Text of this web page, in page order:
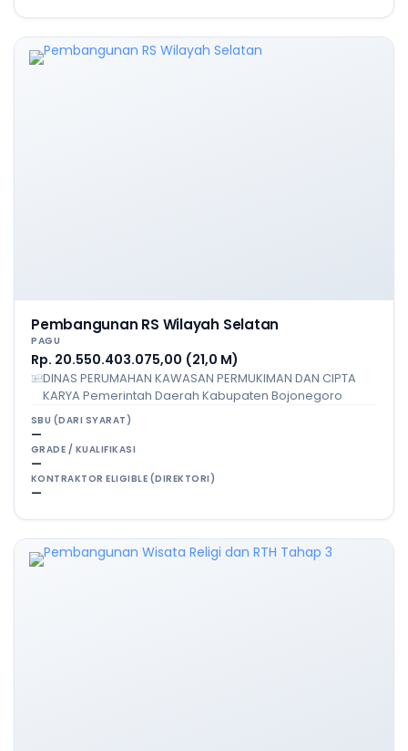
Pembangunan RS Wilayah Selatan
PAGU
Rp. 20.550.403.075,00 (21,0 M)
DINAS PERUMAHAN KAWASAN PERMUKIMAN DAN CIPTA
KARYA Pemerintah Daerah Kabupaten Bojonegoro
SBU (DARI SYARAT)
—
GRADE / KUALIFIKASI
—
KONTRAKTOR ELIGIBLE (DIREKTORI)
—